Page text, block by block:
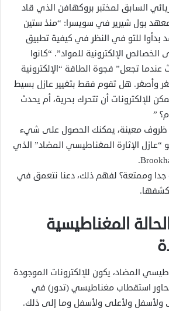
السابق لمختبر بروكهافن الذي قاد
بول شيرير في سويسرا: “منذ ستين
قد بدأوا للتو في النظر في كيفية تطبيق
الخصائص الإلكترونية للمواد”. “كانوا
تجعل” فجوة الطاقة “الإلكترونية
وأصغر. هل تقوم فقط بتغيير عازل بسيط
للإلكترونات أن تتحرك بحرية، أم يحدث
”
ظروف معينة، يمكنك الحصول على شيء
“عازل الإثارة المغناطيسي المضاد” الذي
جدا وممتعة؟ لفهم ذلك، دعنا نتعمق في
المغناطيسية
المضاد، يكون للإلكترونات الموجودة
استقطاب مغناطيسي (تدور) في
ولأسفل ولأعلى ولأسفل وما إلى ذلك.